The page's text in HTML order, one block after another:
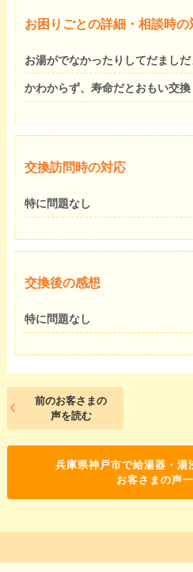
お困りごとの詳細・相談時の
お湯がでなかったりしてだまし
かわからず、寿命だとおもい交換
交換訪問時の対応
特に問題なし
交換後の感想
特に問題なし
前のお客さまの
声を読む
兵庫県神戸市で給湯器・湯
お客さまの声